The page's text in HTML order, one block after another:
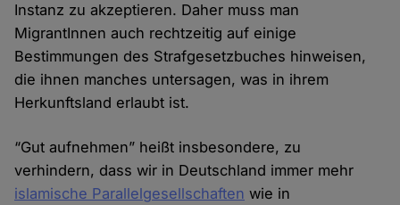
Instanz zu akzeptieren. Daher muss man
MigrantInnen auch rechtzeitig auf einige
Bestimmungen des Strafgesetzbuches hinweisen,
die ihnen manches untersagen, was in ihrem
Herkunftsland erlaubt ist.
“Gut aufnehmen” heißt insbesondere, zu
verhindern, dass wir in Deutschland immer mehr
islamische Parallelgesellschaften wie in